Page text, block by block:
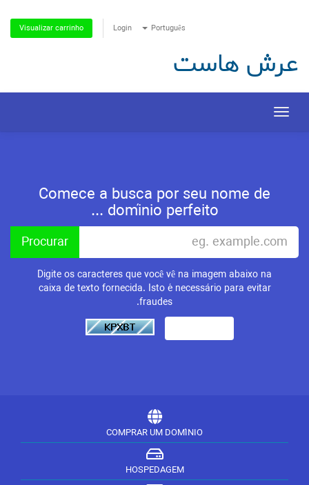
Português
Login
Visualizar carrinho
عرش هاست
Toggle
Comece a busca por seu nome de
domínio perfeito ...
Digite os caracteres que você vê na imagem abaixo na
caixa de texto fornecida. Isto é necessário para evitar
fraudes.
COMPRAR UM DOMÍNIO
HOSPEDAGEM